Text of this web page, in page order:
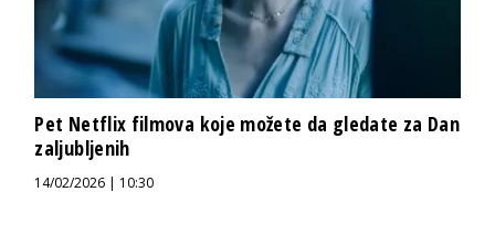
Pet Netflix filmova koje možete da gledate za Dan
zaljubljenih
14/02/2026 | 10:30